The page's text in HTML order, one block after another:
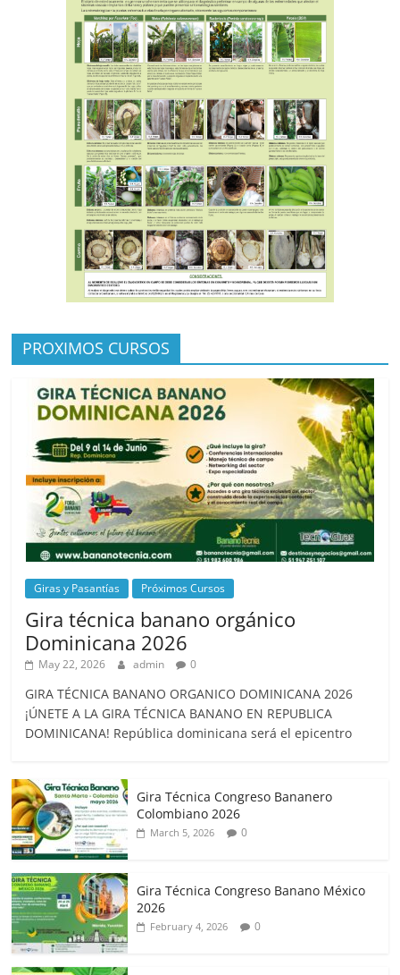
PROXIMOS CURSOS
Giras y Pasantías Próximos Cursos
Gira técnica banano orgánico
Dominicana 2026
May 22, 2026 admin 0
GIRA TÉCNICA BANANO ORGANICO DOMINICANA 2026
¡ÚNETE A LA GIRA TÉCNICA BANANO EN REPUBLICA
DOMINICANA! República dominicana será el epicentro
Gira Técnica Congreso Bananero
Colombiano 2026
March 5, 2026 0
Gira Técnica Congreso Banano México
2026
February 4, 2026 0